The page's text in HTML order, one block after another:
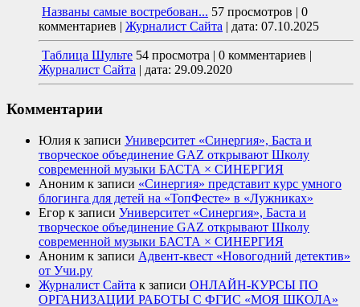
Названы самые востребован... 57 просмотров
0
комментариев
Журналист Сайта дата: 07.10.2025
Таблица Шульте 54 просмотра 0 комментариев
Журналист Сайта
дата: 29.09.2020
Комментарии
Юлия к записи Университет «Синергия», Баста и
творческое объединение GAZ открывают Школу
современной музыки БАСТА × СИНЕРГИЯ
Аноним к записи «Синергия» представит курс умного
блогинга для детей на «ТопФесте» в «Лужниках»
Егор к записи Университет «Синергия», Баста и
творческое объединение GAZ открывают Школу
современной музыки БАСТА × СИНЕРГИЯ
Аноним к записи Адвент-квест «Новогодний детектив»
от Учи.ру
Журналист Сайта к записи ОНЛАЙН-КУРСЫ ПО
ОРГАНИЗАЦИИ РАБОТЫ С ФГИС «МОЯ ШКОЛА»